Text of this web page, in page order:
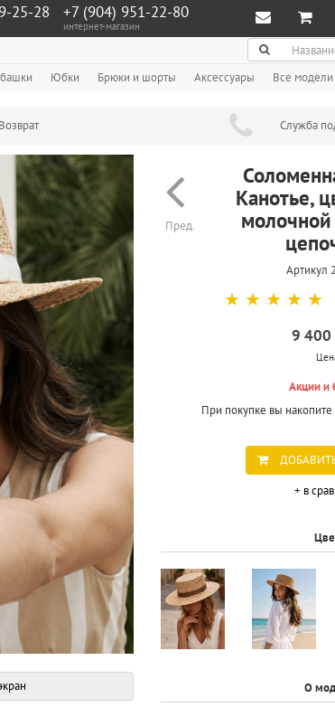
25-28 +7 (904) 951‑22‑80
интернет-магазин
Поиск
Юбки Брюки и шорты Аксессуары Все модели
Возврат Служба
Пред.
Канотье,
Артикул
☆
☆
☆
☆
☆
9 400
Акции и
При покупке вы накопите
+ в
О